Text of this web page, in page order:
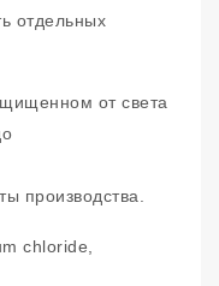
отдельных
от света
производства.
chloride,